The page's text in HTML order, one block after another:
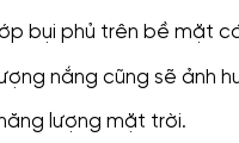
bụi phủ trên bề mặt
nắng cũng sẽ ảnh
lượng mặt trời.